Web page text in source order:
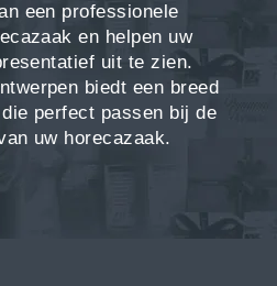
een professionele
en helpen uw
uit te zien.
biedt een breed
perfect passen bij de
uw horecazaak.